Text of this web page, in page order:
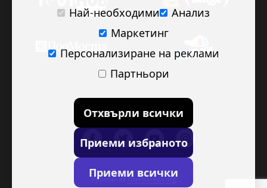
Проект на
Най-необходими
Анализ
Маркетинг
Персонализиране на реклами
Партньори
Отхвърли всички
Приеми избраното
Приеми всички